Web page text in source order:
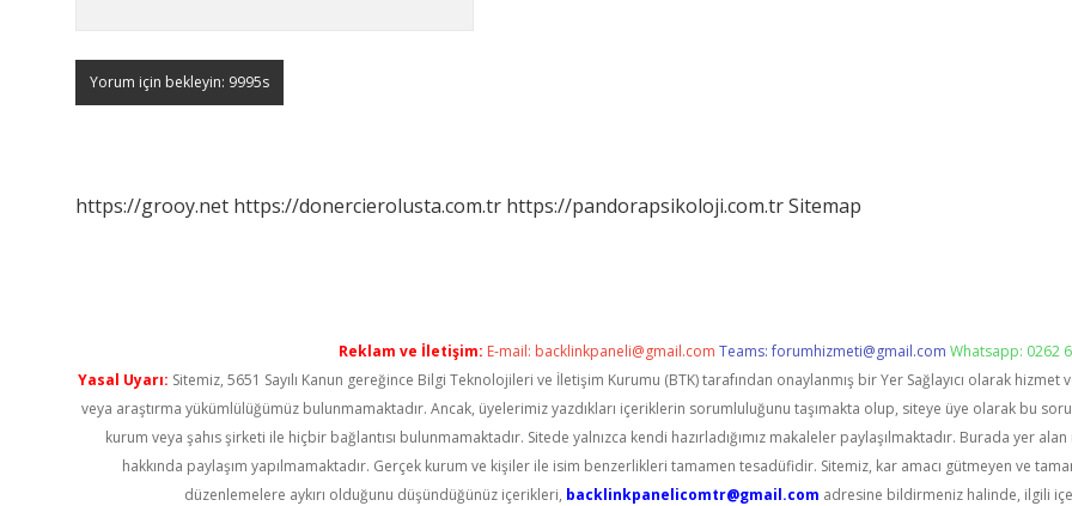
https://grooy.net https://donercierolusta.com.tr https://pandorapsikoloji.com.trSitemap
Reklam ve İletişim: E-mail: backlinkpaneli@gmail.com Teams:forumhizmeti@gmail.com Whatsapp: 0262
Yasal Uyarı: Sitemiz, 5651 Sayılı Kanun gereğince Bilgi Teknolojileri ve İletişim Kurumu (BTK) tarafından onaylanmış bir Yer Sağlayıcı olarak
veya araştırma yükümlülüğümüz bulunmamaktadır. Ancak, üyelerimiz yazdıkları içeriklerin sorumluluğunu taşımakta olup, siteye üye olarak bu
kurum veya şahıs şirketi ile hiçbir bağlantısı bulunmamaktadır. Sitede yalnızca kendi hazırladığımız makaleler paylaşılmaktadır. Burada yer
hakkında paylaşım yapılmamaktadır. Gerçek kurum ve kişiler ile isim benzerlikleri tamamen tesadüfidir. Sitemiz, kar amacı gütmeyen ve
düzenlemelere aykırı olduğunu düşündüğünüz içerikleri, backlinkpanelicomtr@gmail.com adresine bildirmeniz halinde, ilgili